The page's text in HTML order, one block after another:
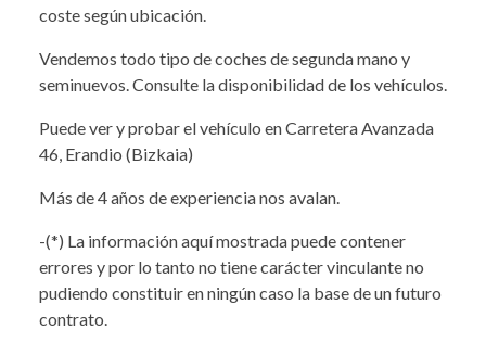
coste según ubicación.
Vendemos todo tipo de coches de segunda mano y
seminuevos. Consulte la disponibilidad de los vehículos.
Puede ver y probar el vehículo en Carretera Avanzada
46, Erandio (Bizkaia)
Más de 4 años de experiencia nos avalan.
-(*) La información aquí mostrada puede contener
errores y por lo tanto no tiene carácter vinculante no
pudiendo constituir en ningún caso la base de un futuro
contrato.